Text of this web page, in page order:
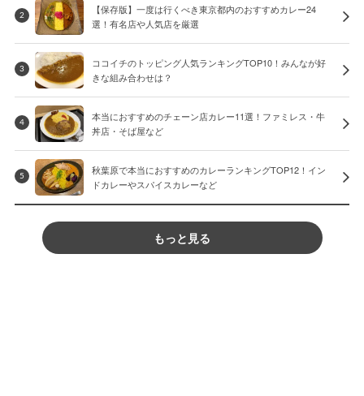
2
【保存版】一度は行くべき東京都内のおすすめカレー24
選！有名店や人気店を厳選
3
ココイチのトッピング人気ランキングTOP10！みんなが好
きな組み合わせは？
4
本当におすすめのチェーン店カレー11選！ファミレス・牛
丼店・そば屋など
5
秋葉原で本当におすすめのカレーランキングTOP12！イン
ドカレーやスパイスカレーなど
もっと見る